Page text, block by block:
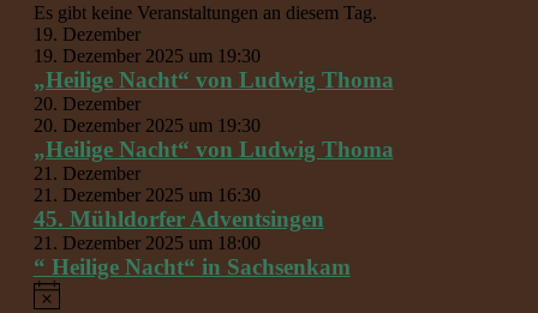
Es gibt keine Veranstaltungen an diesem Tag.
19. Dezember
19. Dezember 2025 um 19:30
„Heilige Nacht“ von Ludwig Thoma
20. Dezember
20. Dezember 2025 um 19:30
„Heilige Nacht“ von Ludwig Thoma
21. Dezember
21. Dezember 2025 um 16:30
45. Mühldorfer Adventsingen
21. Dezember 2025 um 18:00
“ Heilige Nacht“ in Sachsenkam
Hinweis